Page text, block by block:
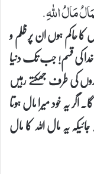
مَالُ اللهِ.
کا حاکم ہوں ان پر ظلم و
کی قسم! جب تک دنیا
کی طرف جھکتے رہیں
یہ خود میرا مال ہوتا
یہ مال اللہ کا مال